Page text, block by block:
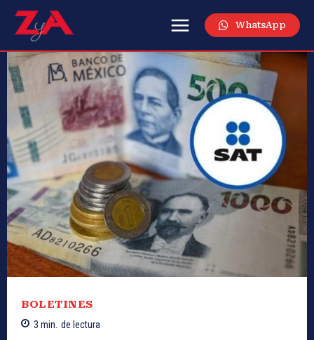
WhatsApp
BOLETINES
3 min. de lectura